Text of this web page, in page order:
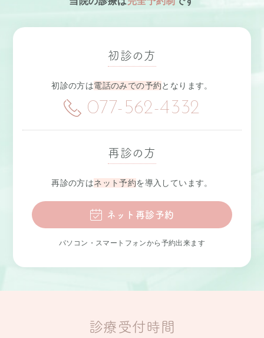
初診の方
初診の方は電話のみでの予約となります。
077-562-4332
再診の方
再診の方はネット予約を導入しています。
ネット再診予約
パソコン・スマートフォンから予約出来ます
診療受付時間